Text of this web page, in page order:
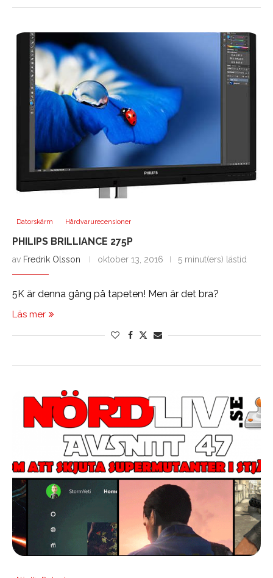
Datorskärm Hårdvarurecensioner
PHILIPS BRILLIANCE 275P
av Fredrik Olsson oktober 13, 2016 5 minut(ers) lästid
5K är denna gång på tapeten! Men är det bra?
Läs mer